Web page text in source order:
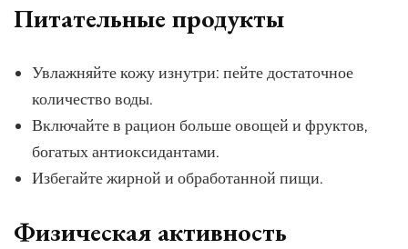
Питательные продукты
Увлажняйте кожу изнутри: пейте достаточное
количество воды.
Включайте в рацион больше овощей и фруктов,
богатых антиоксидантами.
Избегайте жирной и обработанной пищи.
Физическая активность